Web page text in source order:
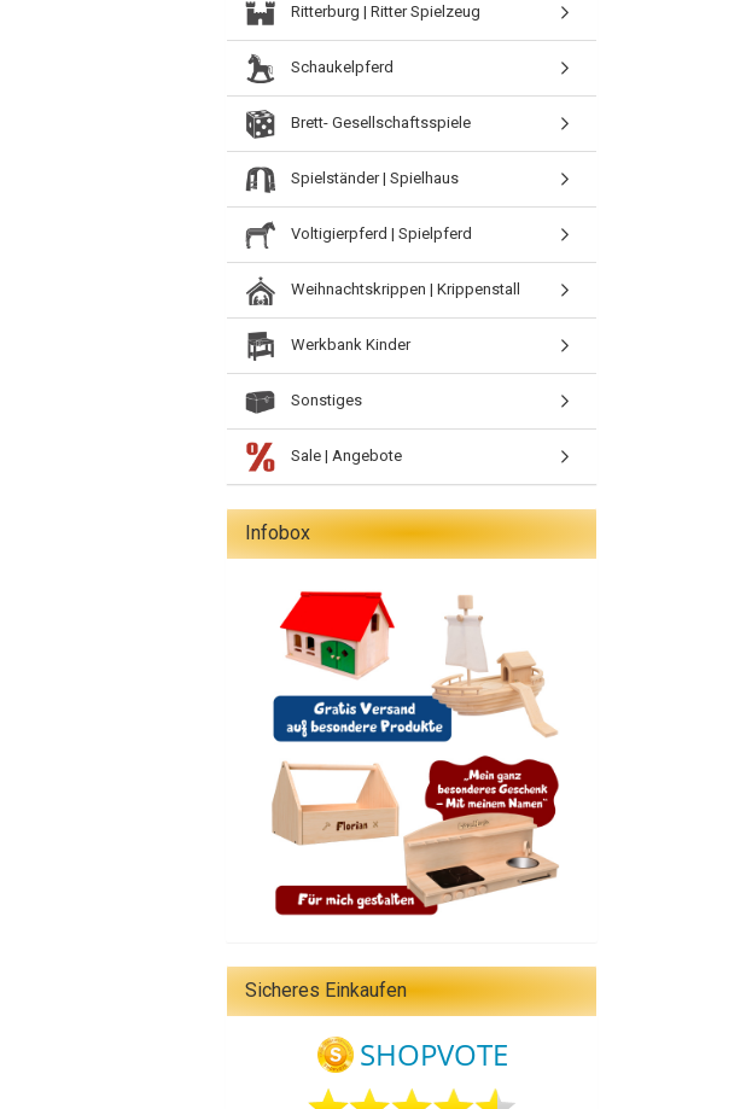
Ritterburg | Ritter Spielzeug
Schaukelpferd
Brett- Gesellschaftsspiele
Spielständer | Spielhaus
Voltigierpferd | Spielpferd
Weihnachtskrippen | Krippenstall
Werkbank Kinder
Sonstiges
Sale | Angebote
Infobox
Sicheres Einkaufen